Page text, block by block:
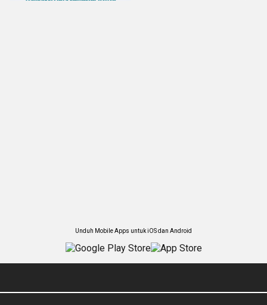
Unduh Mobile Apps untuk iOS dan Android